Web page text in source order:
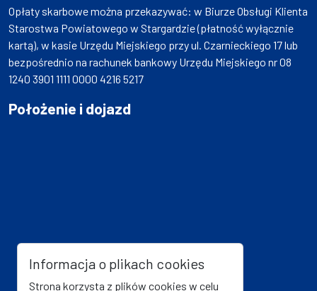
Opłaty skarbowe można przekazywać: w Biurze Obsługi Klienta
Starostwa Powiatowego w Stargardzie (płatność wyłącznie
kartą), w kasie Urzędu Miejskiego przy ul. Czarnieckiego 17 lub
bezpośrednio na rachunek bankowy Urzędu Miejskiego nr 08
1240 3901 1111 0000 4216 5217
Położenie i dojazd
Informacja o plikach cookies
Strona korzysta z plików cookies w celu